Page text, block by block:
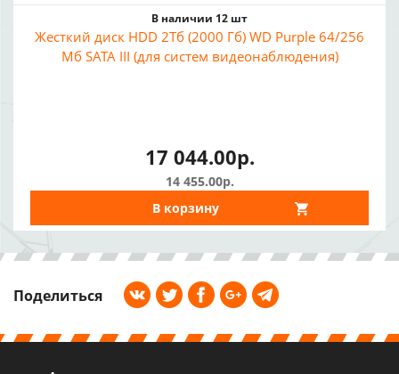
В наличии 12 шт
Жесткий диск HDD 2Тб (2000 Гб) WD Purple 64/256
Мб SATA III (для систем видеонаблюдения)
17 044.00р.
14 455.00р.
В корзину
Поделиться